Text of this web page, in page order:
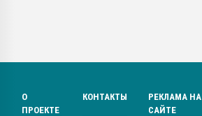
О
ПРОЕКТЕ
КОНТАКТЫ
РЕКЛАМА НА
САЙТЕ